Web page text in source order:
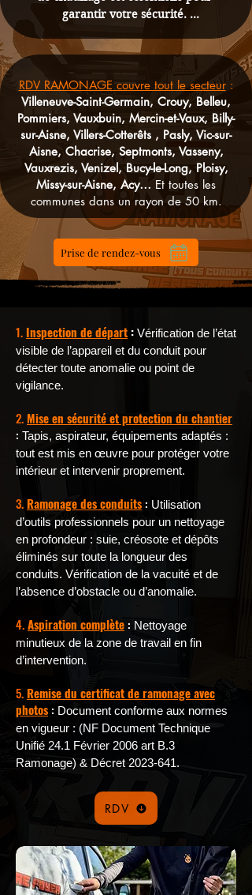
garantir votre sécurité.
Elle permet de prévenir les risques
ou d’incendie, qui peuvent survenir en
cas de conduits ou d’appareils obstrués,
défectueux ou endommagés.
RDV RAMONAGE couvre tout le secteur:
Villeneuve-Saint-Germain, Crouy, Belleu,
Pommiers, Vauxbuin, Mercin-et-Vaux, Billy-
sur-Aisne, Villers-Cotterêts , Pasly, Vic-sur-
Aisne, Chacrise, Septmonts, Vasseny,
Vauxrezis, Venizel, Bucy-le-Long, Ploisy,
Missy-sur-Aisne, Acy… Et toutes les
communes dans un rayon de 50 km.
Prise de rendez-vous
1. Inspection de départ : Vérification de l’état
visible de l’appareil et du conduit pour
détecter toute anomalie ou point de
vigilance.
2.Mise en sécurité et protection du chantier
: Tapis, aspirateur, équipements adaptés :
tout est mis en œuvre pour protéger votre
intérieur et intervenir proprement.
3. Ramonage des conduits : Utilisation
d’outils professionnels pour un nettoyage
en profondeur : suie, créosote et dépôts
éliminés sur toute la longueur des
conduits. Vérification de la vacuité et de
l’absence d’obstacle ou d’anomalie.
4.Aspiration complète: Nettoyage
minutieux de la zone de travail en fin
d’intervention.
5.Remise du certificat de ramonage avec
photos : Document conforme aux normes
en vigueur : (NF Document Technique
Unifié 24.1 Février 2006 art B.3
Ramonage) & Décret 2023-641.
RDV